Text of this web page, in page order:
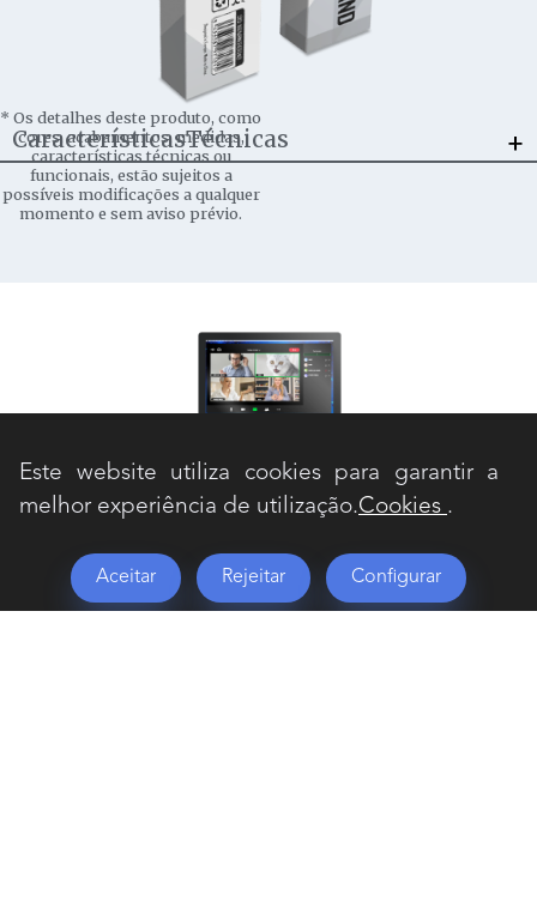
CaracterísticasTécnicas +
* Os detalhes deste produto, como
cores, acabamentos, medidas,
características técnicas ou
funcionais, estão sujeitos a
possíveis modificações a qualquer
momento e sem aviso prévio.
HUMMER AXYS SUPORTE
Este website utiliza cookies para garantir a
melhor experiência de utilização.Cookies .
Aceitar Rejeitar Configurar